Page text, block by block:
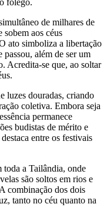
fôlego.
de milhares de
sobem aos céus
ato simboliza a libertação
além de ser um
Acredita-se que, ao soltar
luzes douradas, criando
coletiva. Embora seja
permanece
budistas de mérito e
entre os festivais
a Tailândia, onde
são soltos em rios e
combinação dos dois
tanto no céu quanto na